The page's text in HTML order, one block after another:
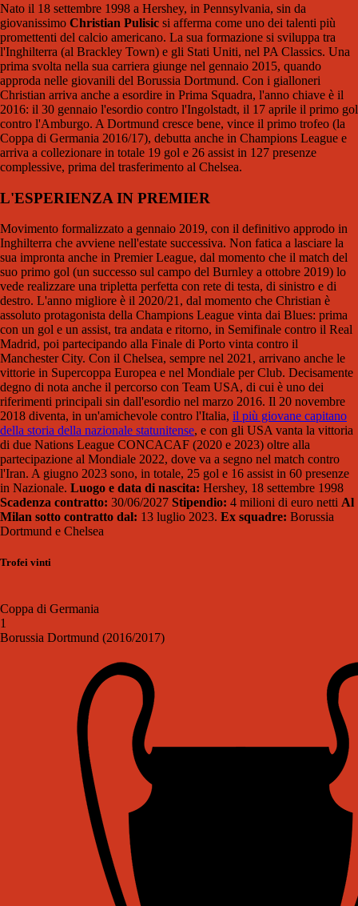
Nato il 18 settembre 1998 a Hershey, in Pennsylvania, sin da
giovanissimo Christian Pulisic si afferma come uno dei talenti più
promettenti del calcio americano. La sua formazione si sviluppa tra
l'Inghilterra (al Brackley Town) e gli Stati Uniti, nel PA Classics. Una
prima svolta nella sua carriera giunge nel gennaio 2015, quando
approda nelle giovanili del Borussia Dortmund. Con i gialloneri
Christian arriva anche a esordire in Prima Squadra, l'anno chiave è il
2016: il 30 gennaio l'esordio contro l'Ingolstadt, il 17 aprile il primo gol
contro l'Amburgo. A Dortmund cresce bene, vince il primo trofeo (la
Coppa di Germania 2016/17), debutta anche in Champions League e
arriva a collezionare in totale 19 gol e 26 assist in 127 presenze
complessive, prima del trasferimento al Chelsea.
L'ESPERIENZA IN PREMIER
Movimento formalizzato a gennaio 2019, con il definitivo approdo in
Inghilterra che avviene nell'estate successiva. Non fatica a lasciare la
sua impronta anche in Premier League, dal momento che il match del
suo primo gol (un successo sul campo del Burnley a ottobre 2019) lo
vede realizzare una tripletta perfetta con rete di testa, di sinistro e di
destro. L'anno migliore è il 2020/21, dal momento che Christian è
assoluto protagonista della Champions League vinta dai Blues: prima
con un gol e un assist, tra andata e ritorno, in Semifinale contro il Real
Madrid, poi partecipando alla Finale di Porto vinta contro il
Manchester City. Con il Chelsea, sempre nel 2021, arrivano anche le
vittorie in Supercoppa Europea e nel Mondiale per Club. Decisamente
degno di nota anche il percorso con Team USA, di cui è uno dei
riferimenti principali sin dall'esordio nel marzo 2016. Il 20 novembre
2018 diventa, in un'amichevole contro l'Italia, il più giovane capitano
della storia della nazionale statunitense, e con gli USA vanta la vittoria
di due Nations League CONCACAF (2020 e 2023) oltre alla
partecipazione al Mondiale 2022, dove va a segno nel match contro
l'Iran. A giugno 2023 sono, in totale, 25 gol e 16 assist in 60 presenze
in Nazionale. Luogo e data di nascita: Hershey, 18 settembre 1998
Scadenza contratto: 30/06/2027 Stipendio: 4 milioni di euro netti Al
Milan sotto contratto dal: 13 luglio 2023. Ex squadre: Borussia
Dortmund e Chelsea
Trofei vinti
Coppa di Germania
1
Borussia Dortmund (2016/2017)